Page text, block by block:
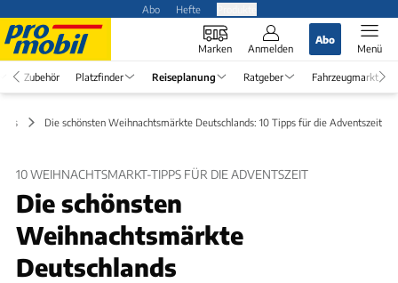
Abo Hefte
Marken Anmelden
Abo
Menü
Zubehör Platzfinder Reiseplanung Ratgeber Fahrzeugmarkt
Die schönsten Weihnachtsmärkte Deutschlands: 10 Tipps für die Adventszeit
10 WEIHNACHTSMARKT-TIPPS FÜR DIE ADVENTSZEIT
Die schönsten
Weihnachtsmärkte
Deutschlands